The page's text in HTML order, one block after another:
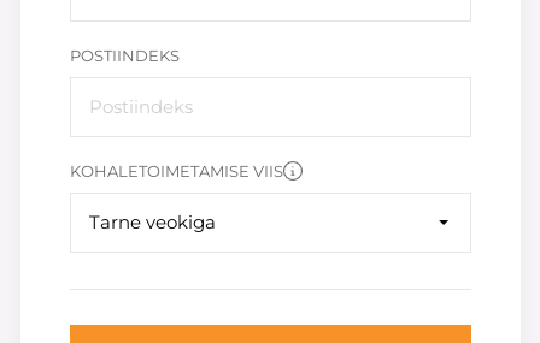
POSTIINDEKS
KOHALETOIMETAMISE VIIS
Tarne veokiga